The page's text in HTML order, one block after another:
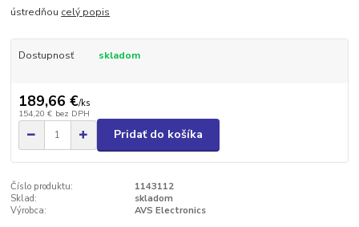
ústredňou celý popis
Dostupnosť skladom
189,66 €/ks
154,20 € bez DPH
Pridať do košíka
Číslo produktu:
1143112
Sklad:
skladom
Výrobca:
AVS Electronics